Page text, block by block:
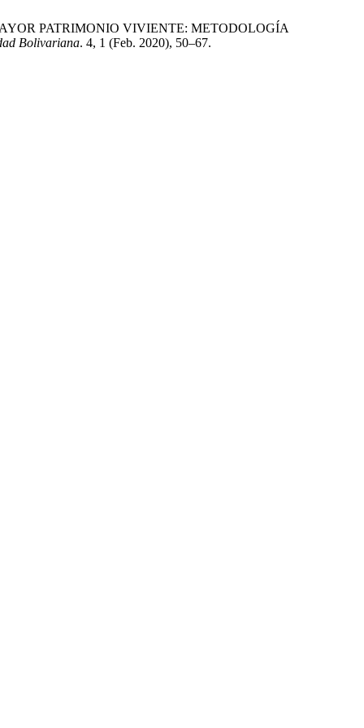
PATRIMONIO VIVIENTE: METODOLOGÍA
Bolivariana. 4, 1 (Feb. 2020), 50–67.